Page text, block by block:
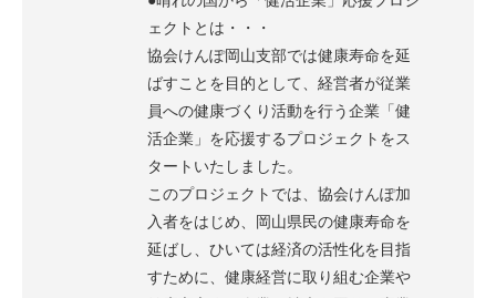
ェクトとは・・・
協会けんぽ岡山支部では健康寿命を延
ばすことを目的として、経営者が従業
員への健康づくり活動を行う企業「健
活企業」を応援するプロジェクトをス
タートいたしました。
このプロジェクトでは、協会けんぽ加
入者をはじめ、岡山県民の健康寿命を
延ばし、ひいては経済の活性化を目指
すために、健康経営に取り組む企業や